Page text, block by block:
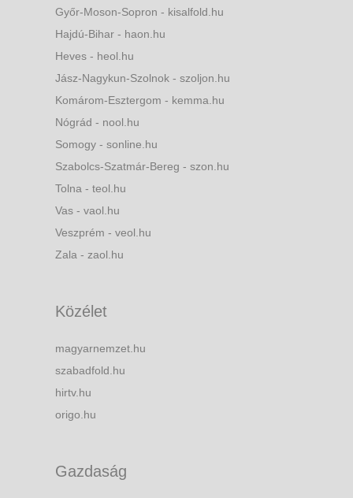
Győr-Moson-Sopron - kisalfold.hu
Hajdú-Bihar - haon.hu
Heves - heol.hu
Jász-Nagykun-Szolnok - szoljon.hu
Komárom-Esztergom - kemma.hu
Nógrád - nool.hu
Somogy - sonline.hu
Szabolcs-Szatmár-Bereg - szon.hu
Tolna - teol.hu
Vas - vaol.hu
Veszprém - veol.hu
Zala - zaol.hu
Közélet
magyarnemzet.hu
szabadfold.hu
hirtv.hu
origo.hu
Gazdaság